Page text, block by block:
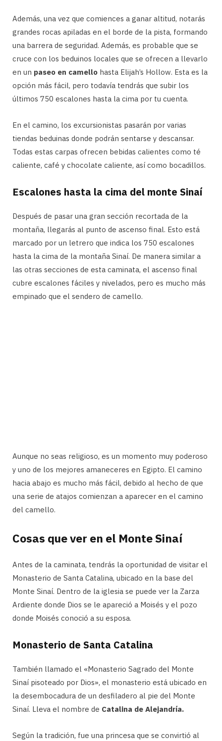
Además, una vez que comiences a ganar altitud, notarás
grandes rocas apiladas en el borde de la pista, formando
una barrera de seguridad. Además, es probable que se
cruce con los beduinos locales que se ofrecen a llevarlo
en un paseo en camello hasta Elijah’s Hollow. Esta es la
opción más fácil, pero todavía tendrás que subir los
últimos 750 escalones hasta la cima por tu cuenta.
En el camino, los excursionistas pasarán por varias
tiendas beduinas donde podrán sentarse y descansar.
Todas estas carpas ofrecen bebidas calientes como té
caliente, café y chocolate caliente, así como bocadillos.
Escalones hasta la cima del monte Sinaí
Después de pasar una gran sección recortada de la
montaña, llegarás al punto de ascenso final. Esto está
marcado por un letrero que indica los 750 escalones
hasta la cima de la montaña Sinaí. De manera similar a
las otras secciones de esta caminata, el ascenso final
cubre escalones fáciles y nivelados, pero es mucho más
empinado que el sendero de camello.
Aunque no seas religioso, es un momento muy poderoso
y uno de los mejores amaneceres en Egipto. El camino
hacia abajo es mucho más fácil, debido al hecho de que
una serie de atajos comienzan a aparecer en el camino
del camello.
Cosas que ver en el Monte Sinaí
Antes de la caminata, tendrás la oportunidad de visitar el
Monasterio de Santa Catalina, ubicado en la base del
Monte Sinaí. Dentro de la iglesia se puede ver la Zarza
Ardiente donde Dios se le apareció a Moisés y el pozo
donde Moisés conoció a su esposa.
Monasterio de Santa Catalina
También llamado el «Monasterio Sagrado del Monte
Sinaí pisoteado por Dios», el monasterio está ubicado en
la desembocadura de un desfiladero al pie del Monte
Sinaí. Lleva el nombre de Catalina de Alejandría.
Según la tradición, fue una princesa que se convirtió al